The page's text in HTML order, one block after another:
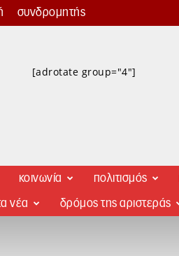
συνδρομητής
[adrotate group="4"]
κοινωνία πολιτισμός
νέα δρόμος της αριστεράς